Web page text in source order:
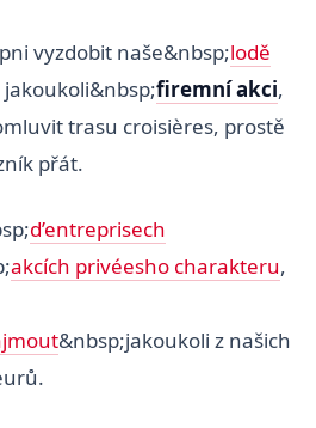
vyzdobit naše&nbsp;lodě
firemní akci,
trasu croisières, prostě
přát.
d’entreprisech
akcích privéesho charakteru,
&nbsp;jakoukoli z našich